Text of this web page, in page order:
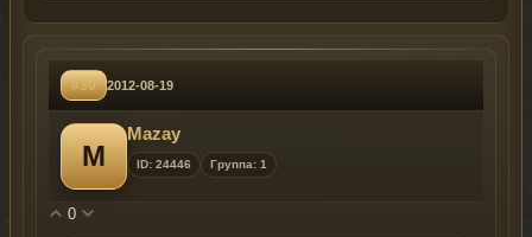
#30 2012-08-19
M
Mazay
ID: 24446 Группа: 1
0